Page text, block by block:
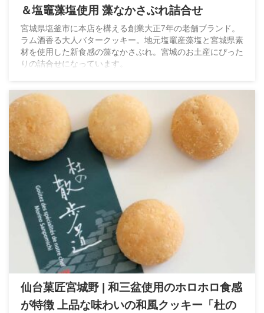
＆塩竈藻塩使用 藻なかさぶれ詰合せ
宮城県塩釜市に本店を構える創業大正7年の老舗ブランド。
ラム酒香る大人バタークッキー。地元塩竈産藻塩と宮城県素
材を使用した新食感の藻なかさぶれ。宮城のお土産にぴった
りの詰合せになっています。
仙台菓匠宮城野 | 和三盆使用のホロホロ食感
が特徴 上品な味わいの和風クッキー「杜の